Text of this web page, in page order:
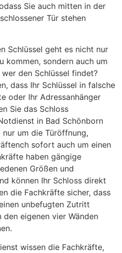
Sie auch mitten in der
Tür stehen
Schlüssel geht es nicht nur
kommen, sondern auch um
den Schlüssel findet?
dass Ihr Schlüssel in falsche
oder Ihr Adressanhänger
Sie das Schloss
in Bad Schönborn
um die Türöffnung,
sofort auch um einen
haben gängige
Größen und
können Ihr Schloss direkt
die Fachkräfte sicher, dass
unbefugten Zutritt
eigenen vier Wänden
wissen die Fachkräfte,